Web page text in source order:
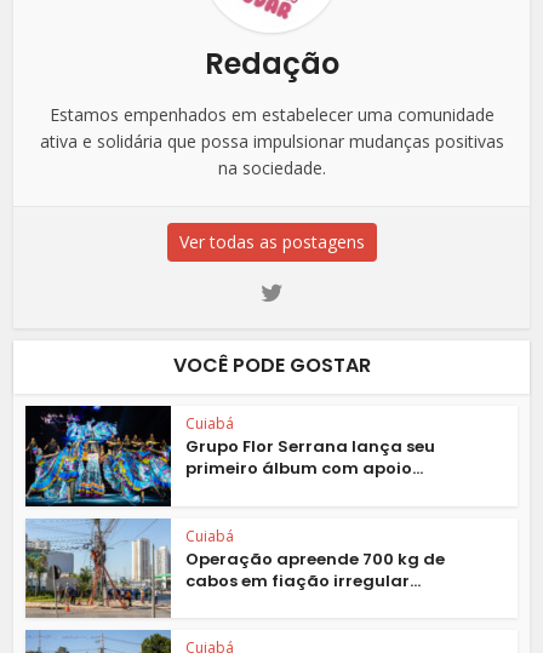
Redação
Estamos empenhados em estabelecer uma comunidade
ativa e solidária que possa impulsionar mudanças positivas
na sociedade.
Ver todas as postagens
VOCÊ PODE GOSTAR
Cuiabá
Grupo Flor Serrana lança seu
primeiro álbum com apoio...
Cuiabá
Operação apreende 700 kg de
cabos em fiação irregular...
Cuiabá